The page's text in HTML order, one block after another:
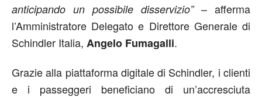
anticipando un possibile disservizio”– afferma
l’Amministratore Delegato e Direttore Generale di
Schindler Italia, Angelo Fumagalli.
Grazie alla piattaforma digitale di Schindler, i clienti
e i passeggeri beneficiano di un’accresciuta